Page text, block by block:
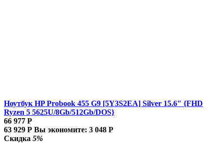
Ноутбук HP Probook 455 G9 [5Y3S2EA] Silver 15.6" {FHD
Ryzen 5 5625U/8Gb/512Gb/DOS}
66 977 Р
63 929 Р Вы экономите: 3 048 Р
Скидка 5%